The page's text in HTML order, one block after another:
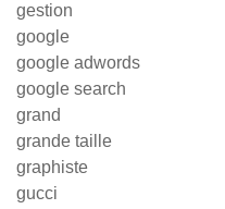
gestion
google
google adwords
google search
grand
grande taille
graphiste
gucci